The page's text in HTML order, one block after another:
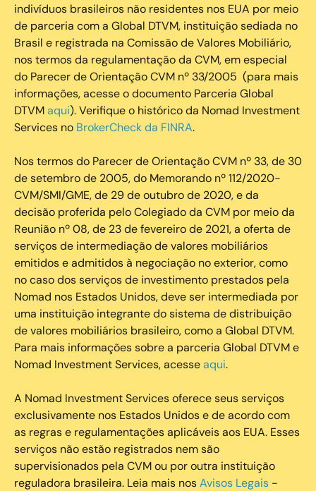
indivíduos brasileiros não residentes nos EUA por meio
de parceria com a Global DTVM, instituição sediada no
Brasil e registrada na Comissão de Valores Mobiliário,
nos termos da regulamentação da CVM, em especial
do Parecer de Orientação CVM nº 33/2005 (para mais
informações, acesse o documento Parceria Global
DTVMaqui). Verifique o histórico da Nomad Investment
Services no BrokerCheck da FINRA.
Nos termos do Parecer de Orientação CVM nº 33, de 30
de setembro de 2005, do Memorando nº 112/2020-
CVM/SMI/GME, de 29 de outubro de 2020, e da
decisão proferida pelo Colegiado da CVM por meio da
Reunião nº 08, de 23 de fevereiro de 2021, a oferta de
serviços de intermediação de valores mobiliários
emitidos e admitidos à negociação no exterior, como
no caso dos serviços de investimento prestados pela
Nomad nos Estados Unidos, deve ser intermediada por
uma instituição integrante do sistema de distribuição
de valores mobiliários brasileiro, como a Global DTVM.
Para mais informações sobre a parceria Global DTVM e
Nomad Investment Services, acesseaqui.
A Nomad Investment Services oferece seus serviços
exclusivamente nos Estados Unidos e de acordo com
as regras e regulamentações aplicáveis aos EUA. Esses
serviços não estão registrados nem são
supervisionados pela CVM ou por outra instituição
reguladora brasileira. Leia mais nosAvisos Legais -